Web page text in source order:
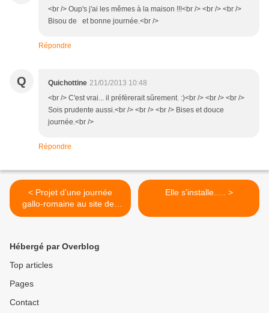
<br /> Oup's j'ai les mêmes à la maison !!!<br /> <br /> <br />
Bisou de et bonne journée.<br />
Répondre
Q Quichottine 21/01/2013 10:48
<br /> C'est vrai... il préfèrerait sûrement. :)<br /> <br /> <br />
Sois prudente aussi.<br /> <br /> <br /> Bises et douce
journée.<br />
Répondre
< Projet d'une journée
gallo-romaine au site des
Cars
Elle s'installe..... >
Hébergé par Overblog
Top articles
Pages
Contact